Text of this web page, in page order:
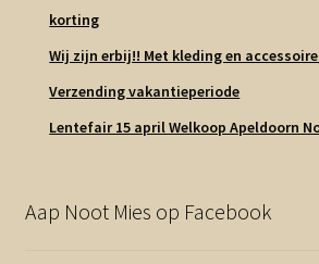
korting
Wij zijn erbij!! Met kleding en
Verzending vakantieperiode
Lentefair 15 april Welkoop Apeldoorn
Aap Noot Mies op Facebook